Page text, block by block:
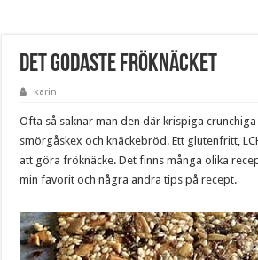
Det godaste fröknäcket
karin
Ofta så saknar man den där krispiga
smörgåskex och knäckebröd. Ett glutenfritt,
att göra fröknäcke. Det finns många olika
min favorit och några andra tips på recept.